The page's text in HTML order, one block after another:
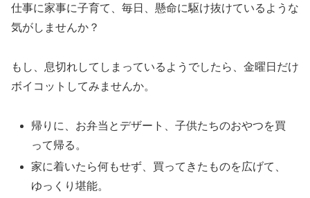
仕事に家事に子育て、毎日、懸命に駆け抜けているような
気がしませんか？
もし、息切れしてしまっているようでしたら、金曜日だけ
ボイコットしてみませんか。
帰りに、お弁当とデザート、子供たちのおやつを買
って帰る。
家に着いたら何もせず、買ってきたものを広げて、
ゆっくり堪能。